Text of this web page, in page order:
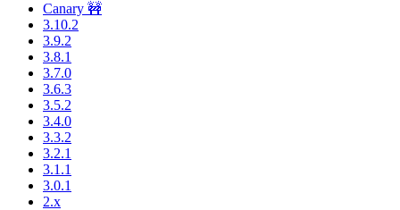
Canary 🚧
3.10.2
3.9.2
3.8.1
3.7.0
3.6.3
3.5.2
3.4.0
3.3.2
3.2.1
3.1.1
3.0.1
2.x